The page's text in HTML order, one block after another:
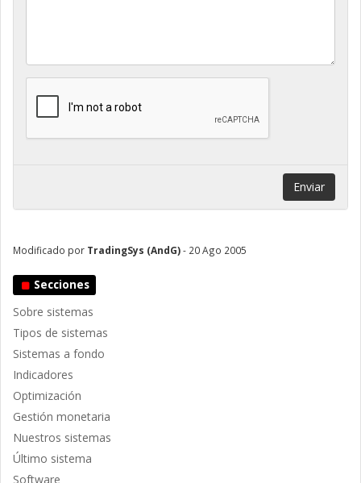
Enviar
Modificado por TradingSys (AndG)- 20 Ago 2005
Secciones
Sobre sistemas
Tipos de sistemas
Sistemas a fondo
Indicadores
Optimización
Gestión monetaria
Nuestros sistemas
Último sistema
Software